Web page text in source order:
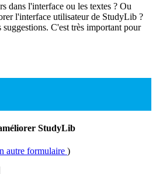
dans l'interface ou les textes ? Ou
l'interface utilisateur de StudyLib ?
C'est très important pour
StudyLib
autre formulaire )